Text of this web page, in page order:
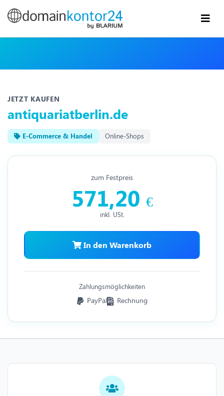
JETZT KAUFEN
antiquariatberlin.de
E-Commerce & Handel Online-Shops
zum Festpreis
571,20 €
inkl. USt.
In den Warenkorb
Zahlungsmöglichkeiten
PayPal Rechnung